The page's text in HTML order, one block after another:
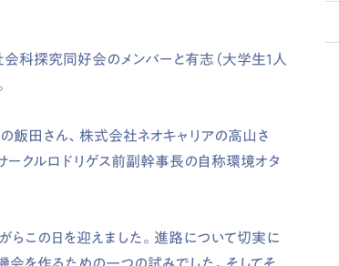
会科探究同好会のメンバーと有志（大学生1 人
飯田さん、株式会社ネオキャリアの高山さ
クルロドリゲス前副幹事長の自称環境オタ
らこの日を迎えました。進路について切実に
会を作るための一つの試みでした。そしてそ